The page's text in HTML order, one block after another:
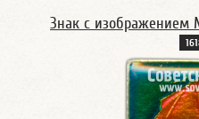
Знак с изображением